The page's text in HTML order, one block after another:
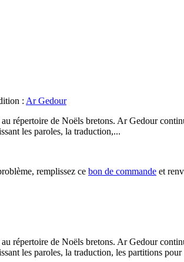
: Ar Gedour
répertoire de Noëls bretons. Ar Gedour
les paroles, la traduction,...
remplissez ce bon de commande et
répertoire de Noëls bretons. Ar Gedour
les paroles, la traduction, les partitions